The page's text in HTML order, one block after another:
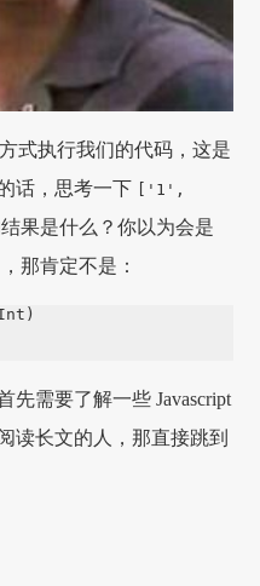
式执行我们的代码，这是
话，思考一下
['1',
果是什么？你以为会是
那肯定不是：
先需要了解一些 Javascript
读长文的人，那直接跳到